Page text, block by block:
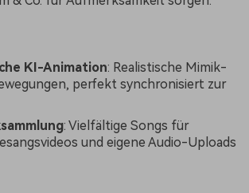
KI-Animation: Realistische Mimik-
perfekt synchronisiert zur
: Vielfältige Songs für
und eigene Audio-Uploads